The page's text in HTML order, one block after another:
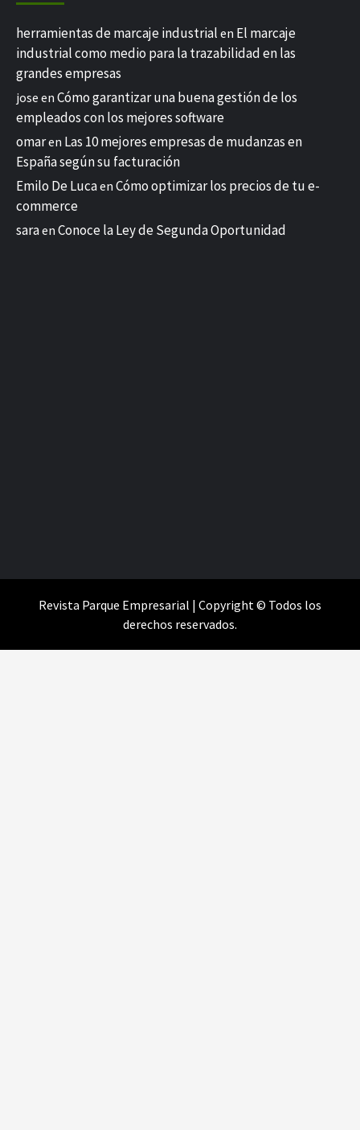
herramientas de marcaje industrial en El marcaje
industrial como medio para la trazabilidad en las
grandes empresas
jose en Cómo garantizar una buena gestión de los
empleados con los mejores software
omaren Las 10 mejores empresas de mudanzas en
España según su facturación
Emilo De Lucaen Cómo optimizar los precios de tu e-
commerce
saraen Conoce la Ley de Segunda Oportunidad
Revista Parque Empresarial | Copyright © Todos los
derechos reservados.